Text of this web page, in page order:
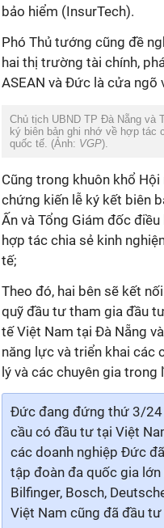
bảo hiểm (InsurTech).
Phó Thủ tướng cũng đề
hai thị trường tài chính,
ASEAN và Đức là cửa ngõ
Chủ tịch UBND TP Đà Nẵng và
ký biên bản ghi nhớ về hợp tác
quốc tế. (Ảnh: VGP).
Cũng trong khuôn khổ
chứng kiến lễ ký kết biên
Ấn và Tổng Giám đốc
hợp tác chia sẻ kinh
tế;
Theo đó, hai bên sẽ kết
quỹ đầu tư tham gia đầu
tế Việt Nam tại Đà Nẵng
năng lực và triển khai các
lý và các chuyên gia
Đức đang đứng thứ 3/24
cầu có đầu tư tại Việt
các doanh nghiệp Đức
tập đoàn đa quốc gia lớn
Bilfinger, Bosch,
Việt Nam cũng đã đầu